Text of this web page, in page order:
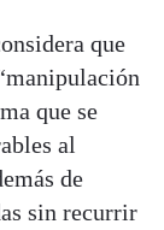
que
que se
al
de
sin recurrir